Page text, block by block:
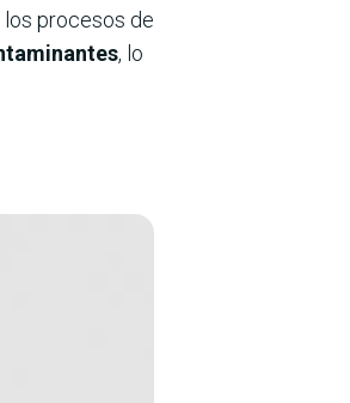
procesos de
, lo